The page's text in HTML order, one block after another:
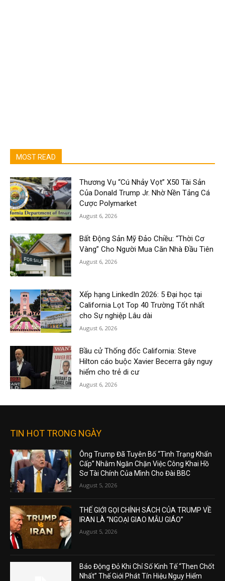
MOST READ
Thương Vụ “Cú Nhảy Vọt” X50 Tài Sản
Của Donald Trump Jr. Nhờ Nền Tảng Cá
Cược Polymarket
August 6, 2026
Bất Động Sản Mỹ Đảo Chiều: “Thời Cơ
Vàng” Cho Người Mua Căn Nhà Đầu Tiên
August 6, 2026
Xếp hạng LinkedIn 2026: 5 Đại học tại
California Lọt Top 40 Trường Tốt nhất
cho Sự nghiệp Lâu dài
August 6, 2026
Bầu cử Thống đốc California: Steve
Hilton cáo buộc Xavier Becerra gây nguy
hiểm cho trẻ di cư
August 6, 2026
TIN HOT TRONG NGÀY
Ông Trump Đã Tuyên Bố “Tình Trạng Khẩn
Cấp” Nhằm Ngăn Chặn Việc Công Khai Hồ
Sơ Tài Chính Của Mình Cho Đài BBC
August 5, 2026
THẾ GIỚI GỌI CHÍNH SÁCH CỦA TRUMP VỀ
IRAN LÀ “NGOẠI GIAO MẪU GIÁO”
August 5, 2026
Báo Động Đỏ Khi Chỉ Số Kinh Tế “Then Chốt
Nhất” Thế Giới Phát Tín Hiệu Nguy Hiểm